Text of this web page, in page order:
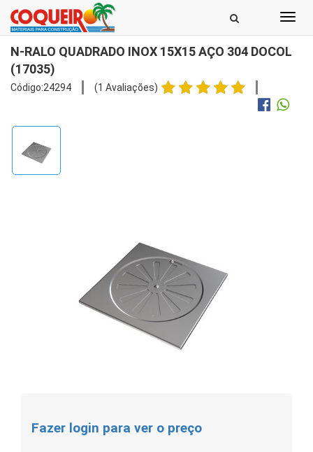
N-RALO QUADRADO INOX 15X15 AÇO 304 DOCOL
(17035)
Código:24294 (1 Avaliações)
Fazer login para ver o preço